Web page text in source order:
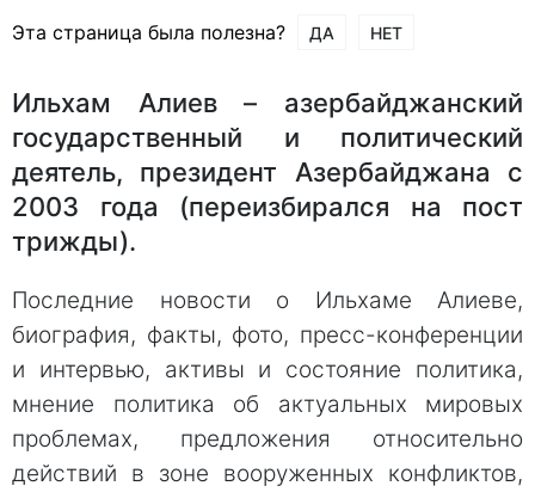
Эта страница была полезна? ДА НЕТ
Ильхам Алиев – азербайджанский
государственный и политический
деятель, президент Азербайджана с
2003 года (переизбирался на пост
трижды).
Последние новости о Ильхаме Алиеве,
биография, факты, фото, пресс-конференции
и интервью, активы и состояние политика,
мнение политика об актуальных мировых
проблемах, предложения относительно
действий в зоне вооруженных конфликтов,